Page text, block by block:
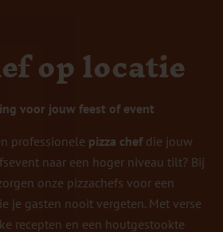
op locatie
voor jouw feest of event
professionele pizza chefdie jouw
naar een hoger niveau tilt? Bij
onze pizzachefs voor een
je gasten nooit vergeten. Met verse
recepten en een houtgestookte